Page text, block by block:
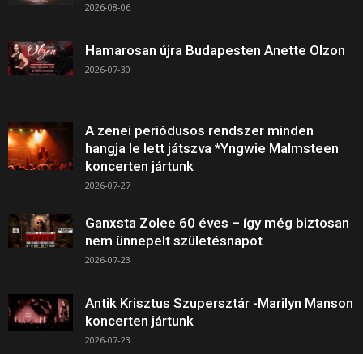
2026-08-06
Hamarosan újra Budapesten Anette Olzon
2026-07-30
A zenei periódusos rendszer minden
hangja le lett játszva *Yngwie Malmsteen
koncerten jártunk
2026-07-27
Ganxsta Zolee 60 éves – így még biztosan
nem ünnepelt születésnapot
2026-07-23
Antik Krisztus Szupersztár -Marilyn Manson
koncerten jártunk
2026-07-23